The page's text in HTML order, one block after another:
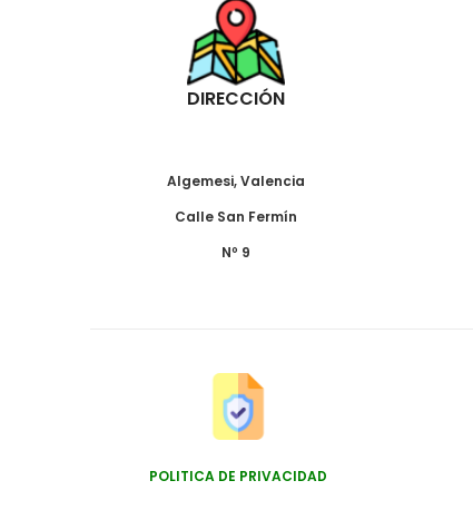
DIRECCIÓN
Algemesi, Valencia
Calle San Fermín
Nº 9
POLITICA DE PRIVACIDAD